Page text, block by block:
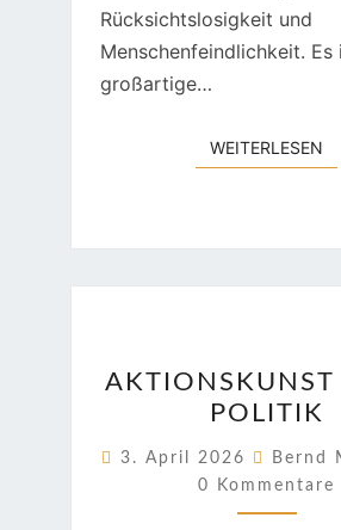
Rücksichtslosigkeit und
Menschenfeindlichkeit. Es
großartige…
WEITERLESEN
STATT
POLITIK
AKTIONSKUNST
POLITIK
3. April 2026 Bernd
0 Kommentare